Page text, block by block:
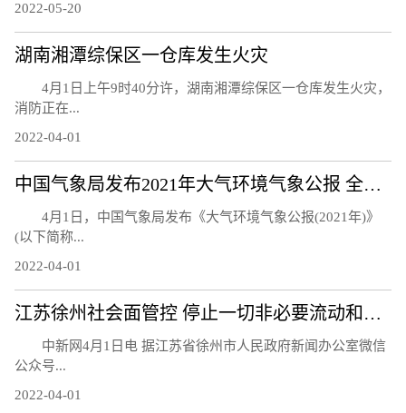
2022-05-20
湖南湘潭综保区一仓库发生火灾
4月1日上午9时40分许，湖南湘潭综保区一仓库发生火灾，
消防正在...
2022-04-01
中国气象局发布2021年大气环境气象公报 全国大气环境继续改善
4月1日，中国气象局发布《大气环境气象公报(2021年)》
(以下简称...
2022-04-01
江苏徐州社会面管控 停止一切非必要流动和活动
中新网4月1日电 据江苏省徐州市人民政府新闻办公室微信
公众号...
2022-04-01